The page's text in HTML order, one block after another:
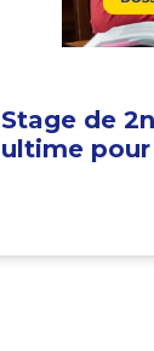
Stage de
ultime pour